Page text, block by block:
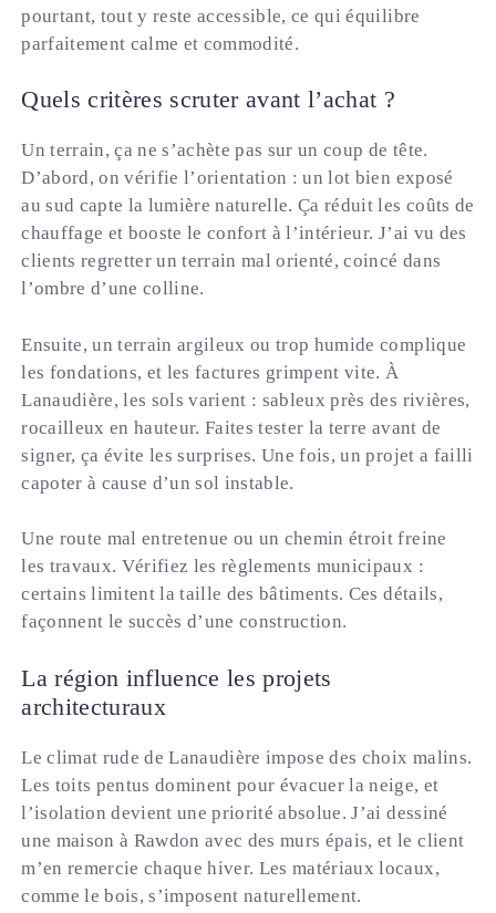
pourtant, tout y reste accessible, ce qui équilibre
parfaitement calme et commodité.
Quels critères scruter avant l’achat ?
Un terrain, ça ne s’achète pas sur un coup de tête.
D’abord, on vérifie l’orientation : un lot bien exposé
au sud capte la lumière naturelle. Ça réduit les coûts de
chauffage et booste le confort à l’intérieur. J’ai vu des
clients regretter un terrain mal orienté, coincé dans
l’ombre d’une colline.
Ensuite, un terrain argileux ou trop humide complique
les fondations, et les factures grimpent vite. À
Lanaudière, les sols varient : sableux près des rivières,
rocailleux en hauteur. Faites tester la terre avant de
signer, ça évite les surprises. Une fois, un projet a failli
capoter à cause d’un sol instable.
Une route mal entretenue ou un chemin étroit freine
les travaux. Vérifiez les règlements municipaux :
certains limitent la taille des bâtiments. Ces détails,
façonnent le succès d’une construction.
La région influence les projets
architecturaux
Le climat rude de Lanaudière impose des choix malins.
Les toits pentus dominent pour évacuer la neige, et
l’isolation devient une priorité absolue. J’ai dessiné
une maison à Rawdon avec des murs épais, et le client
m’en remercie chaque hiver. Les matériaux locaux,
comme le bois, s’imposent naturellement.